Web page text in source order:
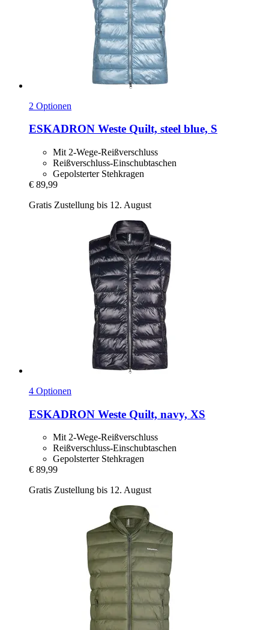
2 Optionen
ESKADRON Weste Quilt, steel blue, S
Mit 2-Wege-Reißverschluss
Reißverschluss-Einschubtaschen
Gepolsterter Stehkragen
€ 89,99
Gratis Zustellung bis 12. August
4 Optionen
ESKADRON Weste Quilt, navy, XS
Mit 2-Wege-Reißverschluss
Reißverschluss-Einschubtaschen
Gepolsterter Stehkragen
€ 89,99
Gratis Zustellung bis 12. August